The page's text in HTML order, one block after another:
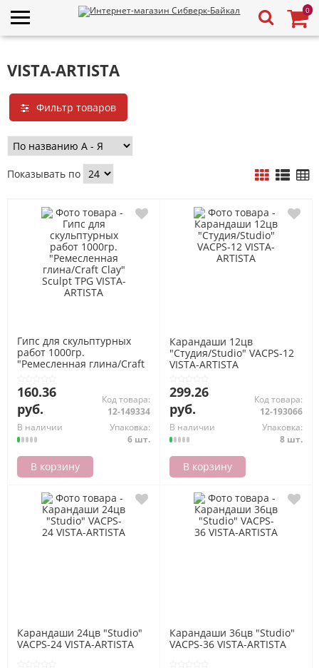
0
VISTA-ARTISTA
Фильтр товаров
Показывать по
Гипс для скульптурных
работ 1000гр.
"Ремесленная глина/Craft
ARTISTA
160.36
руб.
Код товара:
12-149334
В наличии
Упаковка:
6 шт.
В корзину
Карандаши 12цв
"Студия/Studio" VACPS-12
VISTA-ARTISTA
299.26
руб.
Код товара:
12-193066
В наличии
Упаковка:
8 шт.
В корзину
Карандаши 24цв "Studio"
VACPS-24 VISTA-ARTISTA
Карандаши 36цв "Studio"
VACPS-36 VISTA-ARTISTA